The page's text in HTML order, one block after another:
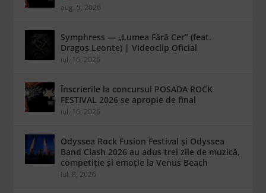
aug. 5, 2026
Symphress — „Lumea Fără Cer” (feat.
Dragoș Leonte) | Videoclip Oficial
iul. 16, 2026
Înscrierile la concursul POSADA ROCK
FESTIVAL 2026 se apropie de final
iul. 16, 2026
Odyssea Rock Fusion Festival și Odyssea
Band Clash 2026 au adus trei zile de muzică,
competiție și emoție la Venus Beach
iul. 8, 2026